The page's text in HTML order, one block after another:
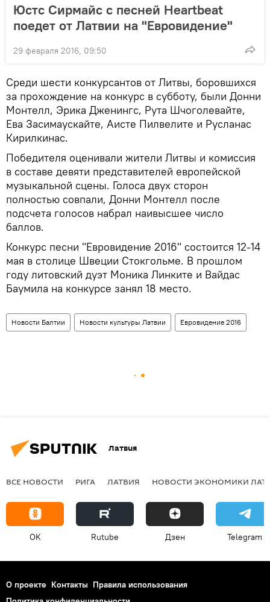
Юстс Сирмайс с песней Heartbeat
поедет от Латвии на "Евровидение"
29 февраля 2016, 09:50
Среди шести конкурсантов от Литвы, боровшихся
за прохождение на конкурс в субботу, были Донни
Монтелл, Эрика Дженингс, Рута Шчоголевайте,
Ева Засимаускайте, Аисте Пилвелите и Русланас
Кирилкинас.
Победителя оценивали жители Литвы и комиссия
в составе девяти представителей европейской
музыкальной сцены. Голоса двух сторон
полностью совпали, Донни Монтелл после
подсчета голосов набрал наивысшее число
баллов.
Конкурс песни "Евровидение 2016" состоится 12-14
мая в столице Швеции Стокгольме. В прошлом
году литовский дуэт Моника Линките и Вайдас
Баумила на конкурсе занял 18 место.
Новости Балтии Новости культуры Латвии Евровидение 2016
Латвия
ВСЕ НОВОСТИ РИГА ЛАТВИЯ НОВОСТИ ЭКОНОМИКИ
OK Rutube Дзен Telegram
О проекте Контакты Правила использования